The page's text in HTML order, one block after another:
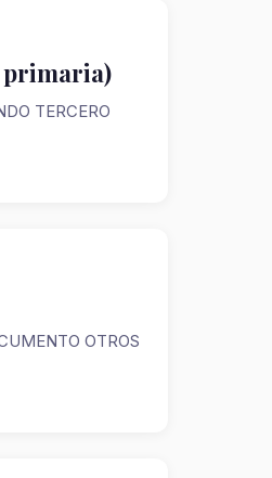
primaria)
TERCERO
OTROS